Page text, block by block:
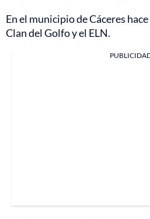
En el municipio de Cáceres
Clan del Golfo y el ELN.